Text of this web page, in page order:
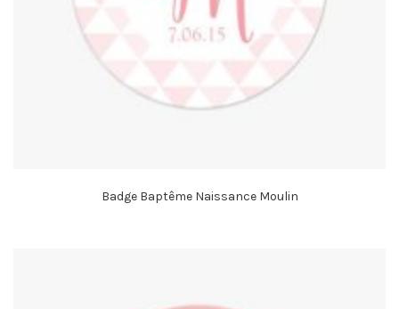
Badge Baptême Naissance Moulin